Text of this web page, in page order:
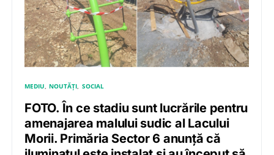
MEDIU NOUTĂȚI SOCIAL
FOTO. În ce stadiu sunt lucrările pentru
amenajarea malului sudic al Lacului
Morii. Primăria Sector 6 anunță că